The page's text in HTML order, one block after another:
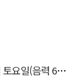
[더사주 오늘의 띠별 운세] <8월 8일 토요일(음력 6월26일)>